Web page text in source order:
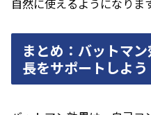
自然に使えるようになりま
まとめ：バットマ
長をサポートしよう